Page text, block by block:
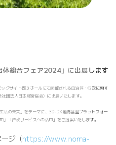
総合フェア2024」に出展します
グサイト西３ホールにて開催される自治体・行政に関す
団法人日本経営協会）に出展いたします。
活の未来」をテーマに、3D-DX連携基盤プラットフォー
「行政サービスへの活用」をご提案いたします。
ジ（https://www.noma-